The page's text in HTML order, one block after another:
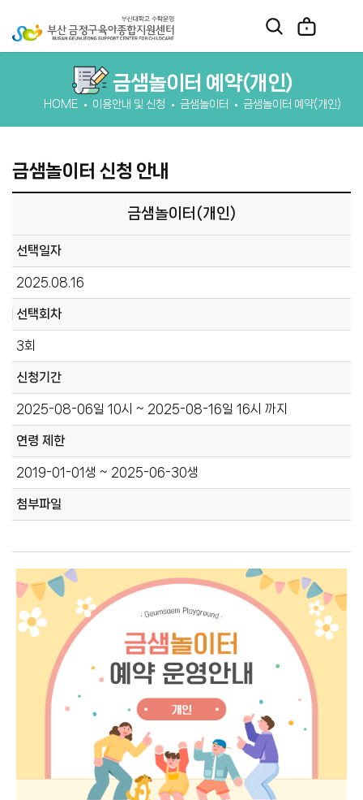
금샘놀이터 예약(개인)
HOME 이용안내 및 신청 금샘놀이터 금샘놀이터 예약(개인)
금샘놀이터 신청 안내
금샘놀이터(개인)
선택일자
2025.08.16
선택회차
3회
신청기간
2025-08-06일 10시 ~ 2025-08-16일 16시 까지
연령 제한
2019-01-01생 ~ 2025-06-30생
첨부파일